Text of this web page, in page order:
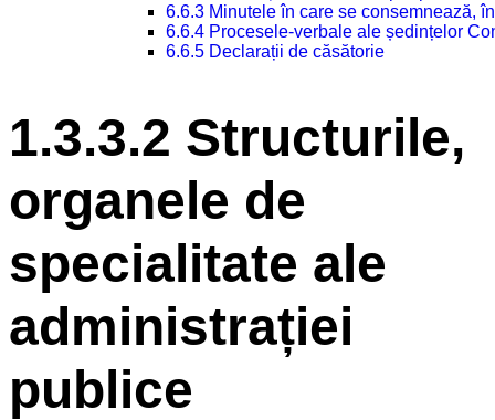
6.6.3 Minutele în care se consemnează,
6.6.4 Procesele-verbale ale ședințelor
6.6.5 Declarații de căsătorie
1.3.3.2 Structurile,
organele de
specialitate ale
administrației
publice